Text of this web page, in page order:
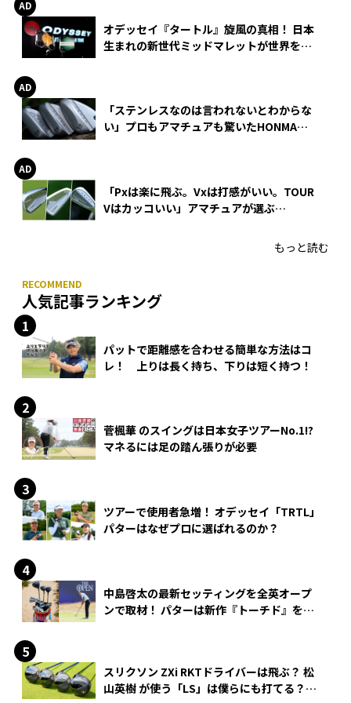
オデッセイ『タートル』旋風の真相！ 日本
生まれの新世代ミッドマレットが世界を席
「ステンレスなのは言われないとわからな
い」プロもアマチュアも驚いたHONMA
「Pxは楽に飛ぶ。Vxは打感がいい。TOUR
Vはカッコいい」アマチュアが選ぶ
もっと読む
人気記事ランキング
パットで距離感を合わせる簡単な方法はコ
レ！ 上りは長く持ち、下りは短く持つ！
菅楓華 のスイングは日本女子ツアーNo.1!?
マネるには足の踏ん張りが必要
ツアーで使用者急増！ オデッセイ「TRTL」
パターはなぜプロに選ばれるのか？
中島啓太の最新セッティングを全英オープ
ンで取材！ パターは新作『トーチド』を投
スリクソン ZXi RKTドライバーは飛ぶ？ 松
山英樹 が使う「LS」は僕らにも打てる？